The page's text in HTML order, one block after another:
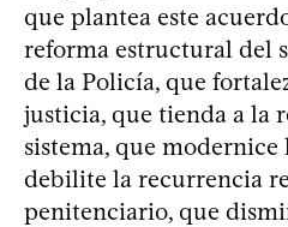
que plantea este
reforma estructural del
de la Policía, que
justicia, que tienda a la
sistema, que modernice
debilite la recurrencia
penitenciario, que